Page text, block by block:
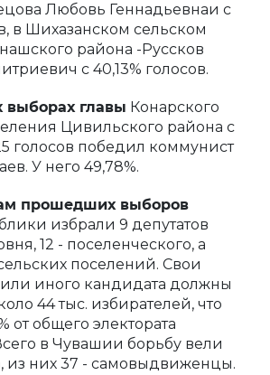
Любовь Геннадьевнаи с
в Шихазанском сельском
района -Руссков
с 40,13% голосов.
выборах главы Конарского
Цивильского района с
голосов победил коммунист
У него 49,78%.
прошедших выборов
избрали 9 депутатов
12 - поселенческого, а
поселений. Свои
или иного кандидата должны
44 тыс. избирателей, что
от общего электората
в Чувашии борьбу вели
из них 37 - самовыдвиженцы.